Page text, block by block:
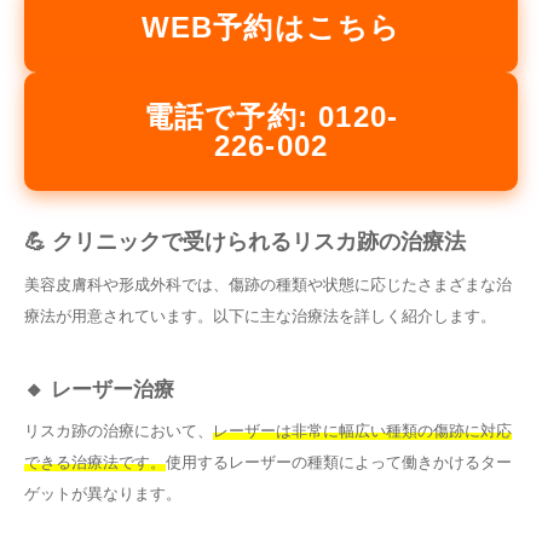
WEB予約はこちら
電話で予約: 0120-
226-002
💪 クリニックで受けられるリスカ跡の治療法
美容皮膚科や形成外科では、傷跡の種類や状態に応じたさまざまな治
療法が用意されています。以下に主な治療法を詳しく紹介します。
🔸 レーザー治療
リスカ跡の治療において、 レーザーは非常に幅広い種類の傷跡に対応
できる治療法です。使用するレーザーの種類によって働きかけるター
ゲットが異なります。